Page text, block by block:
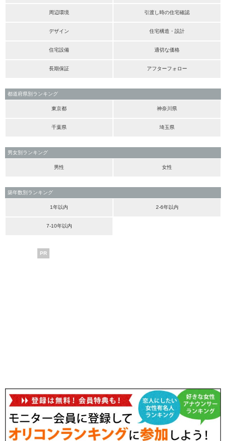
周辺環境 引渡し時の住宅確認
デザイン 住宅構造・設計
住宅設備 適切な価格
長期保証 アフターフォロー
都道府県別ランキング
東京都 神奈川県
千葉県 埼玉県
男女別ランキング
男性 女性
築年数別ランキング
1年以内 2-6年以内
7-10年以内
PR